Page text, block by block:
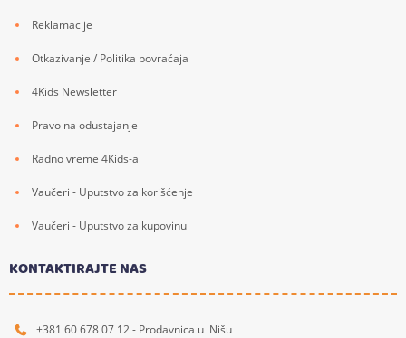
Reklamacije
Otkazivanje / Politika povraćaja
4Kids Newsletter
Pravo na odustajanje
Radno vreme 4Kids-a
Vaučeri - Uputstvo za korišćenje
Vaučeri - Uputstvo za kupovinu
KONTAKTIRAJTE NAS
+381 60 678 07 12 - Prodavnica u Nišu